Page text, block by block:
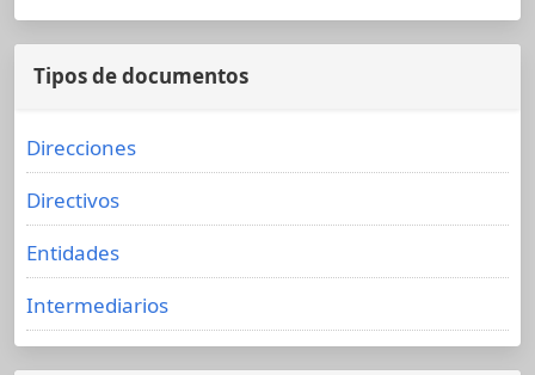
Tipos de documentos
Direcciones
Directivos
Entidades
Intermediarios